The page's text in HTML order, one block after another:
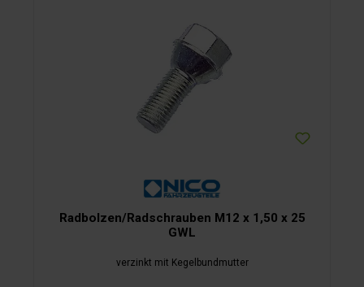
Radbolzen/Radschrauben M12 x 1,50 x 25
GWL
verzinkt mit Kegelbundmutter